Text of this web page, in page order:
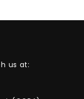
us at: